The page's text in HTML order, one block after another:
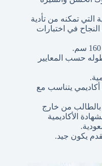
التي تمكنه من تأدية
في اختبارات
حسب المعايير
يتناسب مع
بالطالب من خارج
الأكاديمية
يكون جيد.